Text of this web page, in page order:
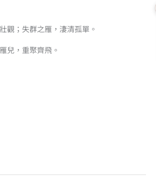
觀；失群之雁，淒清孤單。
兒，重聚齊飛。